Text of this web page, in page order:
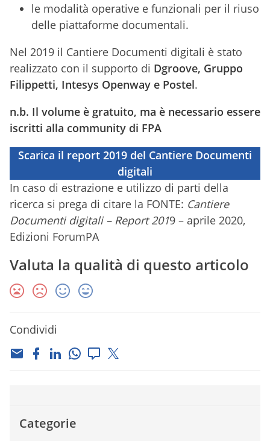
le modalità operative e funzionali per il riuso
delle piattaforme documentali.
Nel 2019 il Cantiere Documenti digitali è stato
realizzato con il supporto di Dgroove, Gruppo
Filippetti, Intesys Openway e Postel.
n.b. Il volume è gratuito, ma è necessario essere
iscritti alla community di FPA
Scarica il report 2019 del Cantiere Documenti
digitali
In caso di estrazione e utilizzo di parti della
ricerca si prega di citare la FONTE: Cantiere
Documenti digitali – Report 2019 – aprile 2020,
Edizioni ForumPA
Valuta la qualità di questo articolo
Condividi
Categorie